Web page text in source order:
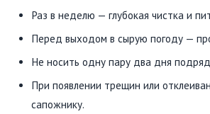
Раз в неделю — глубокая чистка и
Перед выходом в сырую погоду —
Не носить одну пару два дня
При появлении трещин или
сапожнику.